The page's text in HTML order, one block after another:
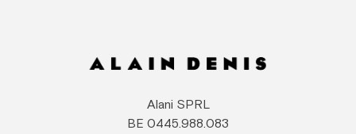
Alani SPRL
BE 0445.988.083